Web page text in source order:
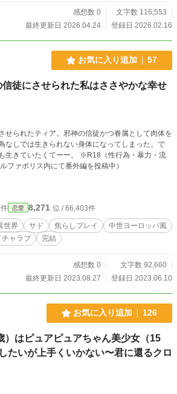
感想数 0
文字数 116,553
最終更新日 2026.04.24
登録日 2026.02.16
お気に入り追加 57
信徒にさせられた私はささやかな幸せ
せられたティア。邪神の信徒かつ眷属として肉体を
なしでは生きられない身体になってしまった。で
生きていたくてーー。 ※R18（性行為・暴力・流
ファポリス内にて番外編を投稿中）
恋愛 8,271 位 / 66,403件
世界 サド 焦らしプレイ
中世ヨーロッパ風
チャラブ 完結
感想数 0
文字数 92,660
最終更新日 2023.08.27
登録日 2023.06.10
お気に入り追加 126
）はピュアピュアちゃん美少女（15
たいが上手くいかない〜君に還るクロ